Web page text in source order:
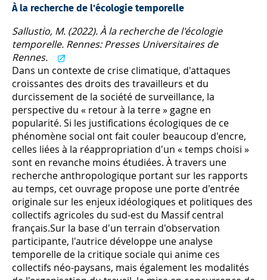
À la recherche de l'écologie temporelle
Sallustio, M. (2022). À la recherche de l'écologie
temporelle. Rennes: Presses Universitaires de
Rennes.
Dans un contexte de crise climatique, d'attaques
croissantes des droits des travailleurs et du
durcissement de la société de surveillance, la
perspective du « retour à la terre » gagne en
popularité. Si les justifications écologiques de ce
phénomène social ont fait couler beaucoup d'encre,
celles liées à la réappropriation d'un « temps choisi »
sont en revanche moins étudiées. À travers une
recherche anthropologique portant sur les rapports
au temps, cet ouvrage propose une porte d'entrée
originale sur les enjeux idéologiques et politiques des
collectifs agricoles du sud-est du Massif central
français.Sur la base d'un terrain d'observation
participante, l'autrice développe une analyse
temporelle de la critique sociale qui anime ces
collectifs néo-paysans, mais également les modalités